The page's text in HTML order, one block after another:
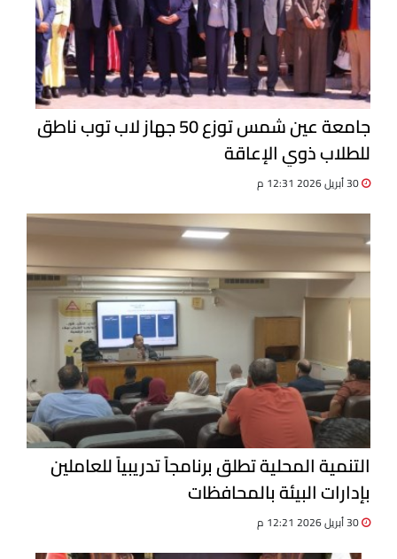
جامعة عين شمس توزع 50 جهاز لاب توب ناطق
للطلاب ذوي الإعاقة
التنمية المحلية تطلق برنامجاً تدريبياً للعاملين
بإدارات البيئة بالمحافظات